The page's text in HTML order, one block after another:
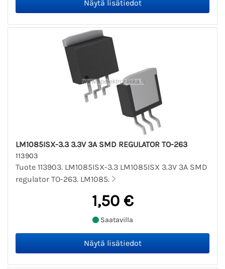
LM1085ISX-3.3 3.3V 3A SMD REGULATOR TO-263
113903
Tuote 113903. LM1085ISX-3.3 LM1085ISX 3.3V 3A SMD
regulator TO-263. LM1085.
1,50 €
Saatavilla